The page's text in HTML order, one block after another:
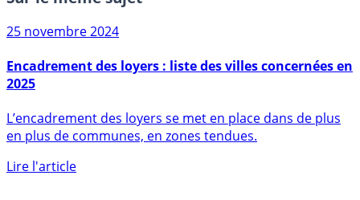
Sur le même sujet
25 novembre 2024
2025
en plus de communes, en zones tendues.